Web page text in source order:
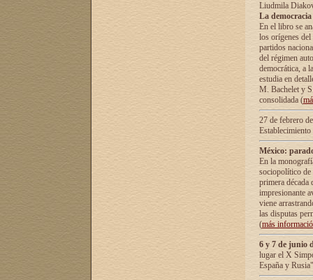
Liudmila
La
En el libro se
los orígenes
partidos
del régimen
democrática, а
estudia en
М. Bachelet у
consolidada (
27 de febrero
México:
En la
sociopolítico de
primera década
impresionante
viene
las disputas
(más
6 y 7 de junio
lugar el X
España y